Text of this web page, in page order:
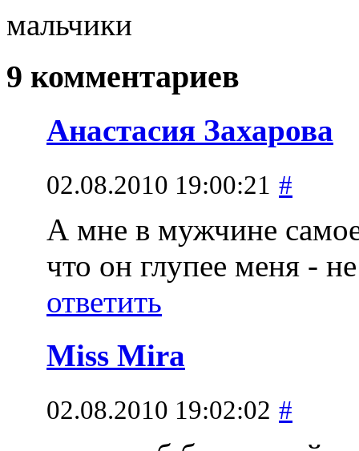
мальчики
9 комментариев
Анастасия Захарова
02.08.2010 19:00:21 #
А мне в мужчине
что он глупее меня -
ответить
Miss Mira
02.08.2010 19:02:02 #